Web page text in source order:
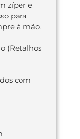
zíper e
para
à mão.
(Retalhos
com